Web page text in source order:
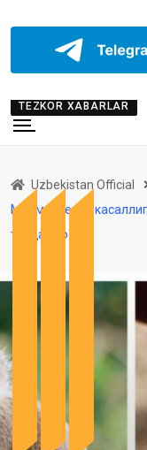
Uzbekistan Official
Маймунчечак
тарқалмоқда
TEZKOR XABARLAR